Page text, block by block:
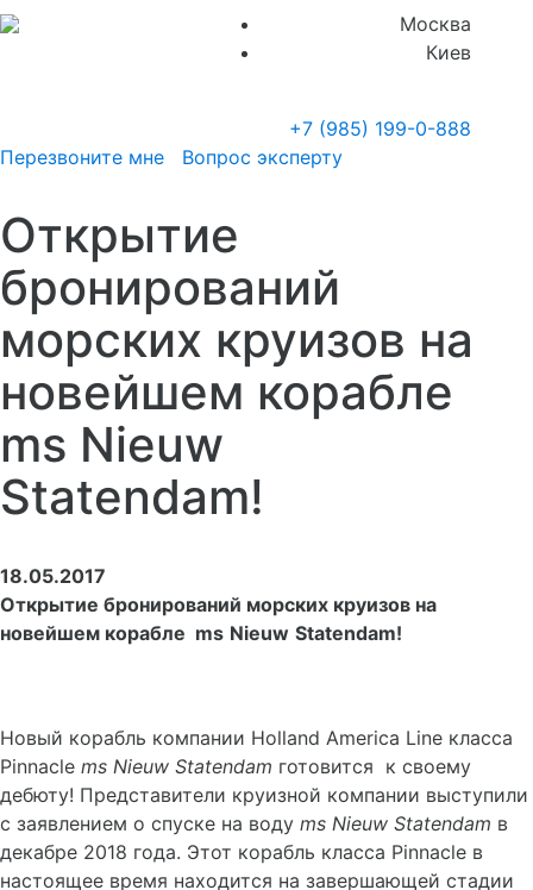
Москва
Киев
+7 (985) 199-0-888
Перезвоните мне
Вопрос эксперту
Открытие
бронирований
морских круизов на
новейшем корабле
ms Nieuw
Statendam!
18.05.2017
Открытие бронирований морских круизов на
новейшем корабле ms Nieuw Statendam!
Новый корабль компании Holland America Line класса
Pinnacle ms Nieuw Statendam готовится к своему
дебюту! Представители круизной компании выступили
с заявлением о спуске на воду ms Nieuw Statendam в
декабре 2018 года. Этот корабль класса Pinnacle в
настоящее время находится на завершающей стадии